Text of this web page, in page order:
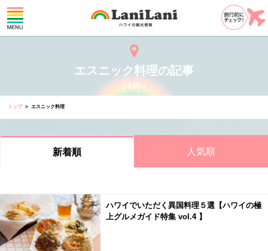
エスニック料理の記事
（4件）
トップ エスニック料理
新着順 人気順
ハワイでいただく異国料理５選【ハワイの極
上グルメガイド特集 vol.4 】